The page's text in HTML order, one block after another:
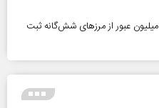
رکورد تردد زائران اربعین؛ بیش از ۴.۳ میلیون عبور از مرزهای شش‌گانه ثبت